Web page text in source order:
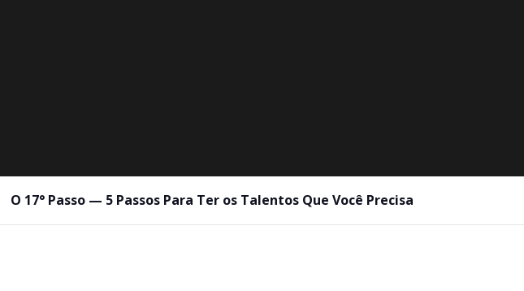
O 17° Passo — 5 Passos Para Ter os Talentos Que Você Precisa